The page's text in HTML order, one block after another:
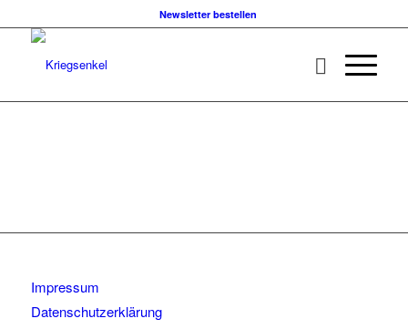
Newsletter bestellen
Impressum
Datenschutzerklärung